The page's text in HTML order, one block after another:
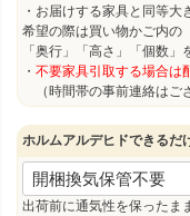
・お届けする家具と同等
希望の際は買い物かご内の
「奥行」「高さ」「個数」
・ 不要家具引取する場合は
（時間帯の事前連絡はご
ホルムアルデヒドできるだ
出荷前に通気性を保ったま